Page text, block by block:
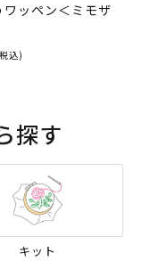
ワッペン＜ミモザ
込)
探す
キット